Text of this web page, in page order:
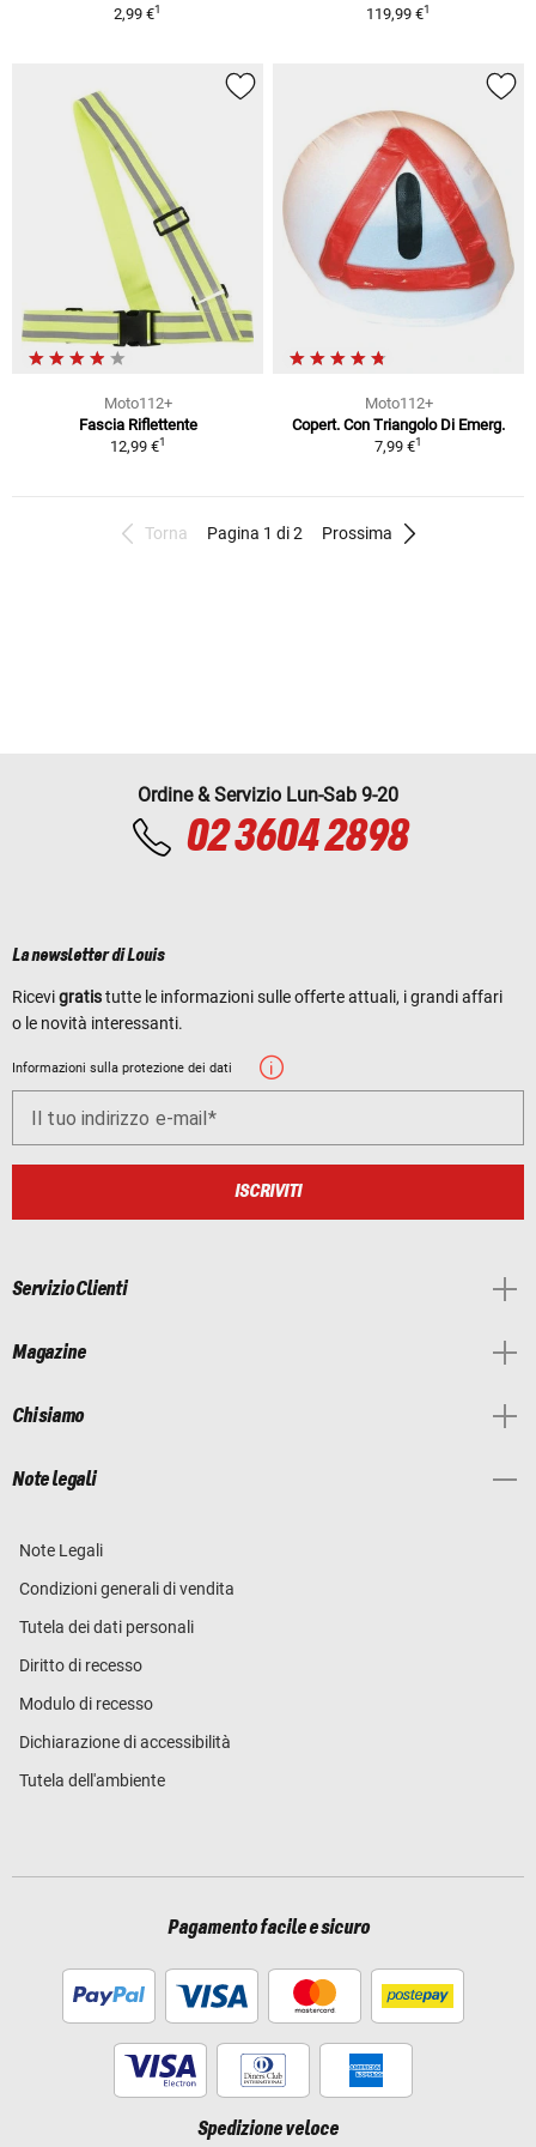
2,99 €1
119,99 €1
Moto112+
Fascia Riflettente
12,99 €1
Moto112+
Copert. Con Triangolo Di Emerg.
7,99 €1
Torna Pagina 1 di 2 Prossima
Ordine & Servizio Lun-Sab 9-20
02 3604 2898
La newsletter di Louis
Ricevigratistutte le informazioni sulle offerte attuali, i grandi affari
o le novità interessanti.
Informazioni sulla protezione dei dati
Il tuo indirizzo e-mail
ISCRIVITI
Servizio Clienti
Magazine
Chi siamo
Note legali
Note Legali
Condizioni generali di vendita
Tutela dei dati personali
Diritto di recesso
Modulo di recesso
Dichiarazione di accessibilità
Tutela dell'ambiente
Pagamento facile e sicuro
Spedizione veloce